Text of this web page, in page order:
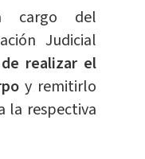
cargo del
Judicial
realizar el
y remitirlo
la respectiva